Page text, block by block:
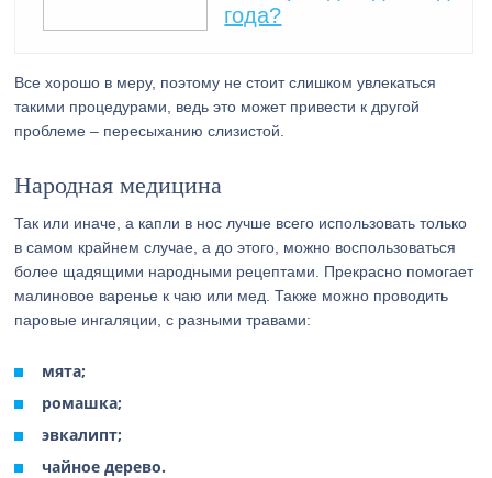
года?
Все хорошо в меру, поэтому не стоит слишком увлекаться
такими процедурами, ведь это может привести к другой
проблеме – пересыханию слизистой.
Народная медицина
Так или иначе, а капли в нос лучше всего использовать только
в самом крайнем случае, а до этого, можно воспользоваться
более щадящими народными рецептами. Прекрасно помогает
малиновое варенье к чаю или мед. Также можно проводить
паровые ингаляции, с разными травами:
мята;
ромашка;
эвкалипт;
чайное дерево.